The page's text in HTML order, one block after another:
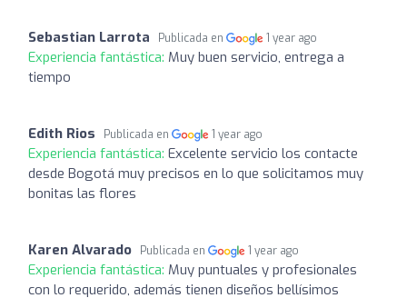
Sebastian Larrota Publicada en 1 year ago
Experiencia fantástica: Muy buen servicio, entrega a
tiempo
Edith Rios Publicada en 1 year ago
Experiencia fantástica: Excelente servicio los contacte
desde Bogotá muy precisos en lo que solicitamos muy
bonitas las flores
Karen Alvarado Publicada en 1 year ago
Experiencia fantástica: Muy puntuales y profesionales
con lo requerido, además tienen diseños bellísimos